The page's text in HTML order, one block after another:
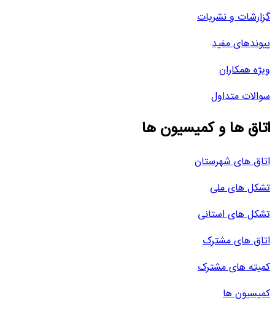
گزارشات و نشریات
پیوندهای مفید
ویژه همکاران
سوالات متداول
اتاق ها و کمیسیون ها
اتاق های شهرستان
تشکل های ملی
تشکل های استانی
اتاق های مشترک
کمیته های مشترک
کمیسیون ها